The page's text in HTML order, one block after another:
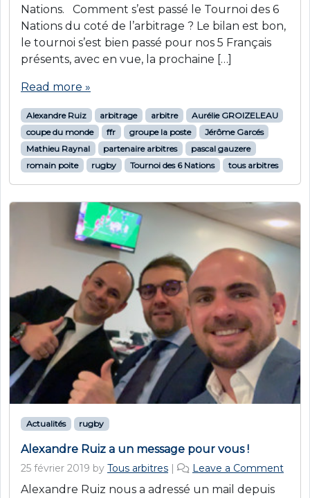
Nations. Comment s’est passé le Tournoi des 6
Nations du coté de l’arbitrage ? Le bilan est bon,
le tournoi s’est bien passé pour nos 5 Français
présents, avec en vue, la prochaine […]
Read more »
Alexandre Ruiz arbitrage arbitre
Aurélie GROIZELEAU
coupe du monde
ffr groupe la poste
Jérôme Garcés
Mathieu Raynal
partenaire arbitres
pascal gauzere
romain poite
rugby Tournoi des 6 Nations tous arbitres
Actualités rugby
Alexandre Ruiz a un message pour vous !
25 février 2019 by Tous arbitres | Leave a Comment
Alexandre Ruiz nous a adressé un mail depuis